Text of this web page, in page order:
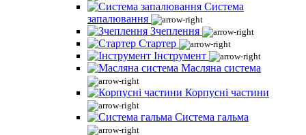
Система
запалювання
Зчеплення
Стартер
Інструмент
Масляна система
Корпусні частини
Система гальма